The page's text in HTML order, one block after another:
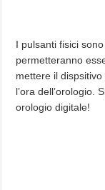
I pulsanti fisici
permetteranno
mettere il
l’ora dell’orologio.
orologio digitale!